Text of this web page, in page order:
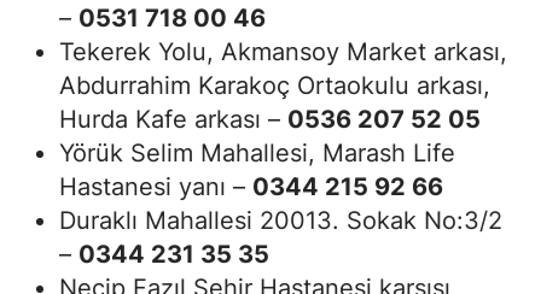
– 0531 718 00 46
Tekerek Yolu, Akmansoy Market arkası,
Abdurrahim Karakoç Ortaokulu arkası,
Hurda Kafe arkası – 0536 207 52 05
Yörük Selim Mahallesi, Marash Life
Hastanesi yanı – 0344 215 92 66
Duraklı Mahallesi 20013. Sokak No:3/2
– 0344 231 35 35
Necip Fazıl Şehir Hastanesi karşısı,